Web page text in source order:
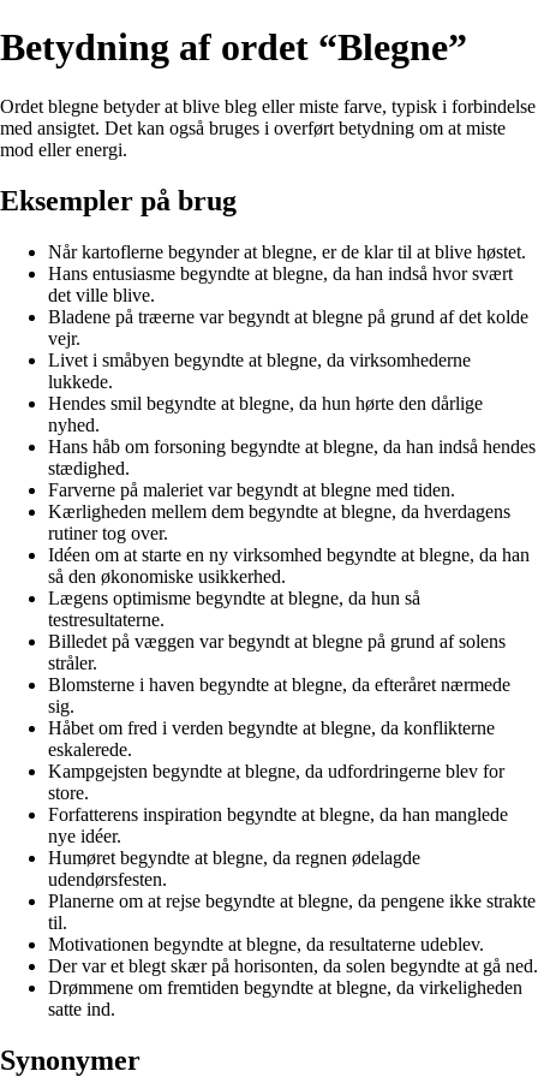
Betydning af ordet “Blegne”
Ordet blegne betyder at blive bleg eller miste farve, typisk i forbindelse
med ansigtet. Det kan også bruges i overført betydning om at miste
mod eller energi.
Eksempler på brug
Når kartoflerne begynder at blegne, er de klar til at blive høstet.
Hans entusiasme begyndte at blegne, da han indså hvor svært
det ville blive.
Bladene på træerne var begyndt at blegne på grund af det kolde
vejr.
Livet i småbyen begyndte at blegne, da virksomhederne
lukkede.
Hendes smil begyndte at blegne, da hun hørte den dårlige
nyhed.
Hans håb om forsoning begyndte at blegne, da han indså hendes
stædighed.
Farverne på maleriet var begyndt at blegne med tiden.
Kærligheden mellem dem begyndte at blegne, da hverdagens
rutiner tog over.
Idéen om at starte en ny virksomhed begyndte at blegne, da han
så den økonomiske usikkerhed.
Lægens optimisme begyndte at blegne, da hun så
testresultaterne.
Billedet på væggen var begyndt at blegne på grund af solens
stråler.
Blomsterne i haven begyndte at blegne, da efteråret nærmede
sig.
Håbet om fred i verden begyndte at blegne, da konflikterne
eskalerede.
Kampgejsten begyndte at blegne, da udfordringerne blev for
store.
Forfatterens inspiration begyndte at blegne, da han manglede
nye idéer.
Humøret begyndte at blegne, da regnen ødelagde
udendørsfesten.
Planerne om at rejse begyndte at blegne, da pengene ikke strakte
til.
Motivationen begyndte at blegne, da resultaterne udeblev.
Der var et blegt skær på horisonten, da solen begyndte at gå ned.
Drømmene om fremtiden begyndte at blegne, da virkeligheden
satte ind.
Synonymer